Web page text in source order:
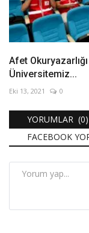
Afet
Üniversitemiz...
Eki 13, 2021 0
YORUMLAR (0)
FACEBOOK